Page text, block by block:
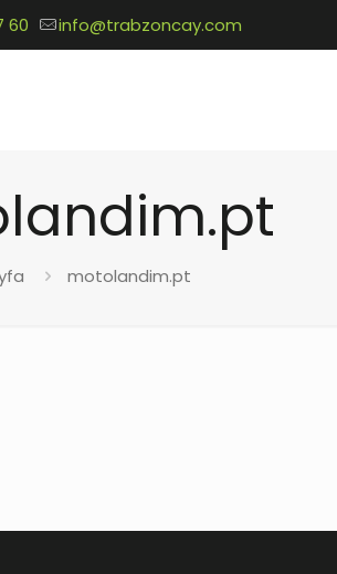
60 info@trabzoncay.com
motolandim.pt